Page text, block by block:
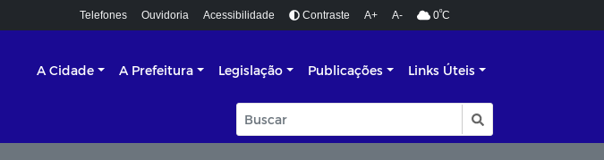
Telefones Ouvidoria Acessibilidade Contraste A+ A- 0ºC
A Cidade A Prefeitura Legislação Publicações Links Úteis